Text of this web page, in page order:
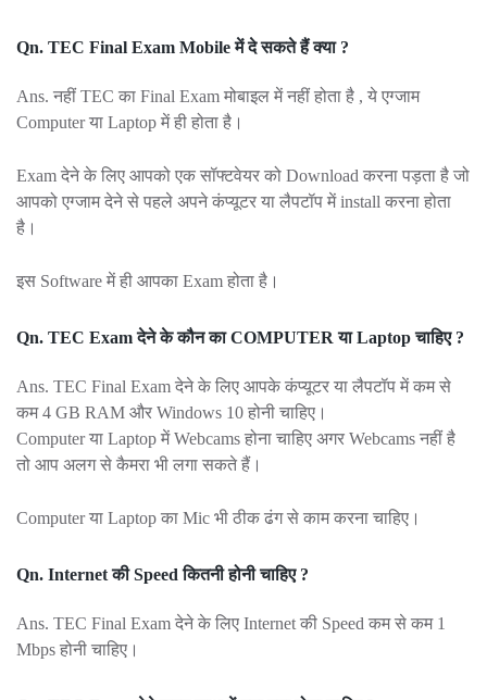
Qn. TEC Final Exam Mobile में दे सकते हैं क्या ?
Ans. नहीं TEC का Final Exam मोबाइल में नहीं होता है , ये एग्जाम
Computer या Laptop में ही होता है।
Exam देने के लिए आपको एक सॉफ्टवेयर को Download करना पड़ता है जो
आपको एग्जाम देने से पहले अपने कंप्यूटर या लैपटॉप में install करना होता
है।
इस Software में ही आपका Exam होता है।
Qn. TEC Exam देने के कौन का COMPUTER या Laptop चाहिए ?
Ans. TEC Final Exam देने के लिए आपके कंप्यूटर या लैपटॉप में कम से
कम 4 GB RAM और Windows 10 होनी चाहिए।
Computer या Laptop में Webcams होना चाहिए अगर Webcams नहीं है
तो आप अलग से कैमरा भी लगा सकते हैं।
Computer या Laptop का Mic भी ठीक ढंग से काम करना चाहिए।
Qn. Internet की Speed कितनी होनी चाहिए ?
Ans. TEC Final Exam देने के लिए Internet की Speed कम से कम 1
Mbps होनी चाहिए।